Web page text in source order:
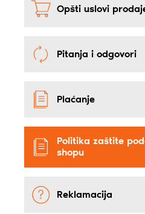
Opšti uslovi
Pitanja i odgovori
Plaćanje
Politika zaštite
shopu
Reklamacija